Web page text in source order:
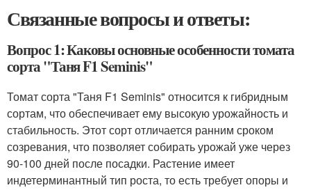
Связанные вопросы и ответы:
Вопрос 1: Каковы основные особенности томата
сорта "Таня F1 Seminis"
Томат сорта "Таня F1 Seminis" относится к гибридным
сортам, что обеспечивает ему высокую урожайность и
стабильность. Этот сорт отличается ранним сроком
созревания, что позволяет собирать урожай уже через
90-100 дней после посадки. Растение имеет
индетерминантный тип роста, то есть требует опоры и